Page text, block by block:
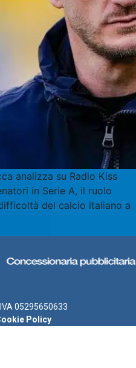
analizza su Radio Kiss
in Serie A, il ruolo
del calcio italiano a
05295650633
Policy